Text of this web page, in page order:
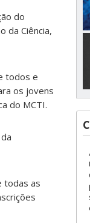
do
da Ciência,
todos e
os jovens
do MCTI.
todas as